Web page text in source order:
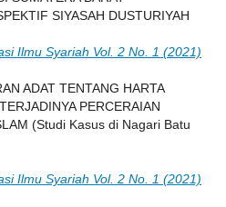
SIYASAH DUSTURIYAH
Ilmu Syariah Vol. 2 No. 1 (2021)
ADAT TENTANG HARTA
PERCERAIAN
(Studi Kasus di Nagari Batu
Ilmu Syariah Vol. 2 No. 1 (2021)